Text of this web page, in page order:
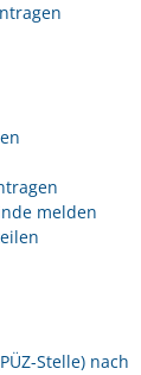
melden
Stelle) nach